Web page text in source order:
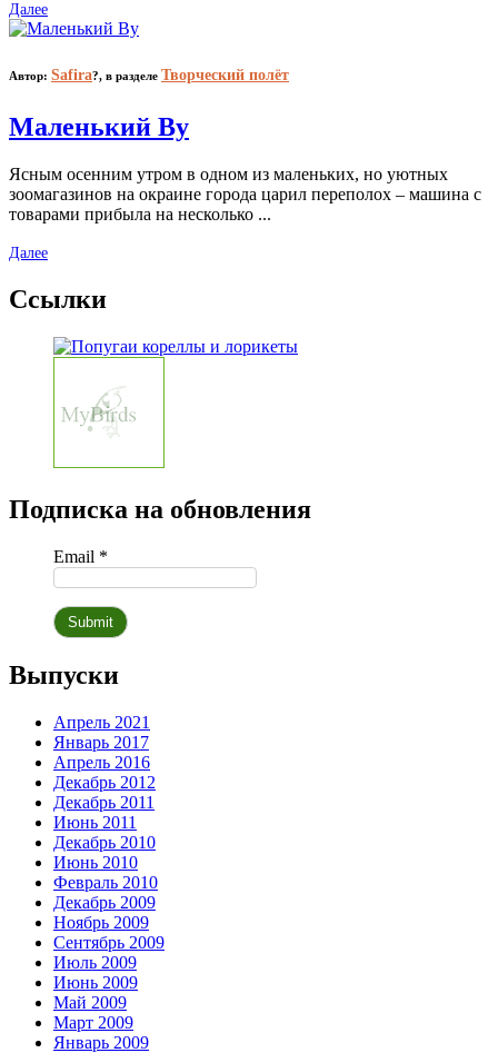
Далее
Автор: Safira?, в разделе Творческий полёт
Маленький Ву
Ясным осенним утром в одном из маленьких, но уютных
зоомагазинов на окраине города царил переполох – машина с
товарами прибыла на несколько ...
Далее
Ссылки
Подписка на обновления
Email *
Выпуски
Апрель 2021
Январь 2017
Апрель 2016
Декабрь 2012
Декабрь 2011
Июнь 2011
Декабрь 2010
Июнь 2010
Февраль 2010
Декабрь 2009
Ноябрь 2009
Сентябрь 2009
Июль 2009
Июнь 2009
Май 2009
Март 2009
Январь 2009